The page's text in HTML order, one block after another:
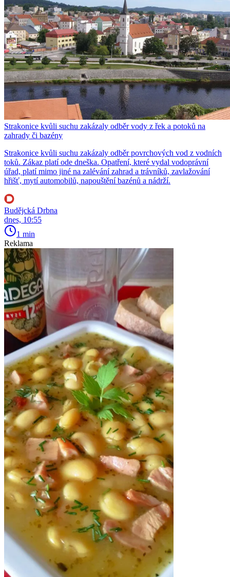
Strakonice kvůli suchu zakázaly odběr vody z řek a potoků na
zahrady či bazény
Strakonice kvůli suchu zakázaly odběr povrchových vod z vodních
toků. Zákaz platí ode dneška. Opatření, které vydal vodoprávní
úřad, platí mimo jiné na zalévání zahrad a trávníků, zavlažování
hřišť, mytí automobilů, napouštění bazénů a nádrží.
Budějcká Drbna
dnes, 10:55
1 min
Reklama